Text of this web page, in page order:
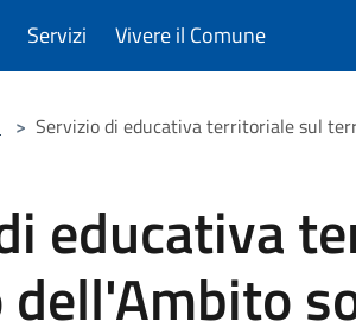
Servizi Vivere il Comune
> Servizio di educativa territoriale sul
educativa